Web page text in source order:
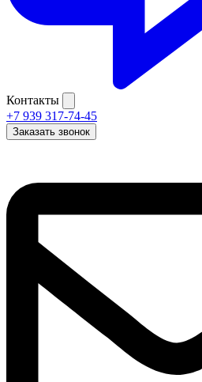
Контакты
+7 939 317-74-45
Заказать звонок